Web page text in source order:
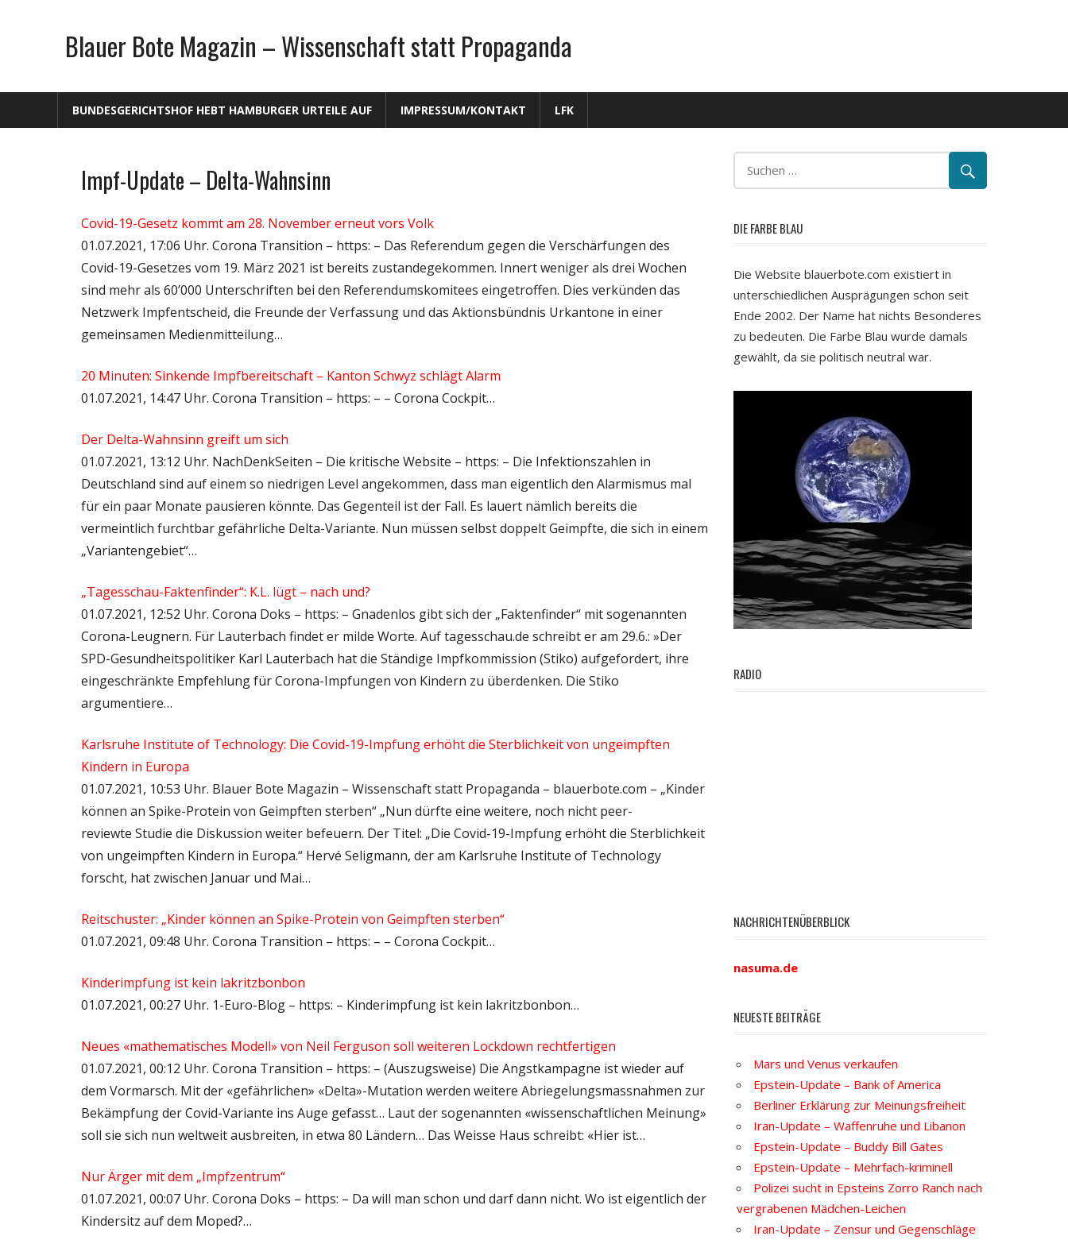
Blauer Bote Magazin – Wissenschaft statt Propaganda
BUNDESGERICHTSHOF HEBT HAMBURGER URTEILE AUF IMPRESSUM/KONTAKT LFK
Gesellschaft
Politik
Wirtschaft
Impf-Update – Delta-Wahnsinn
Covid-19-Gesetz kommt am 28. November erneut vors Volk
01.07.2021, 17:06 Uhr. Corona Transition – https: – Das Referendum gegen die Verschärfungen des
Covid-19-Gesetzes vom 19. März 2021 ist bereits zustandegekommen. Innert weniger als drei Wochen
sind mehr als 60’000 Unterschriften bei den Referendumskomitees eingetroffen. Dies verkünden das
Netzwerk Impfentscheid, die Freunde der Verfassung und das Aktionsbündnis Urkantone in einer
gemeinsamen Medienmitteilung…
20 Minuten: Sinkende Impfbereitschaft – Kanton Schwyz schlägt Alarm
01.07.2021, 14:47 Uhr. Corona Transition – https: – – Corona Cockpit…
Der Delta-Wahnsinn greift um sich
01.07.2021, 13:12 Uhr. NachDenkSeiten – Die kritische Website – https: – Die Infektionszahlen in
Deutschland sind auf einem so niedrigen Level angekommen, dass man eigentlich den Alarmismus mal
für ein paar Monate pausieren könnte. Das Gegenteil ist der Fall. Es lauert nämlich bereits die
vermeintlich furchtbar gefährliche Delta-Variante. Nun müssen selbst doppelt Geimpfte, die sich in einem
„Variantengebiet“…
„Tagesschau-Faktenfinder“: K.L. lügt – nach und?
01.07.2021, 12:52 Uhr. Corona Doks – https: – Gnadenlos gibt sich der „Faktenfinder“ mit sogenannten
Corona-Leugnern. Für Lauterbach findet er milde Worte. Auf tagesschau.de schreibt er am 29.6.: »Der
SPD-Gesundheitspolitiker Karl Lauterbach hat die Ständige Impfkommission (Stiko) aufgefordert, ihre
eingeschränkte Empfehlung für Corona-Impfungen von Kindern zu überdenken. Die Stiko
argumentiere…
Karlsruhe Institute of Technology: Die Covid-19-Impfung erhöht die Sterblichkeit von ungeimpften
Kindern in Europa
01.07.2021, 10:53 Uhr. Blauer Bote Magazin – Wissenschaft statt Propaganda – blauerbote.com – „Kinder
können an Spike-Protein von Geimpften sterben“ „Nun dürfte eine weitere, noch nicht peer-
reviewte Studie die Diskussion weiter befeuern. Der Titel: „Die Covid-19-Impfung erhöht die Sterblichkeit
von ungeimpften Kindern in Europa.“ Hervé Seligmann, der am Karlsruhe Institute of Technology
forscht, hat zwischen Januar und Mai…
Reitschuster: „Kinder können an Spike-Protein von Geimpften sterben“
01.07.2021, 09:48 Uhr. Corona Transition – https: – – Corona Cockpit…
Kinderimpfung ist kein lakritzbonbon
01.07.2021, 00:27 Uhr. 1-Euro-Blog – https: – Kinderimpfung ist kein lakritzbonbon…
Neues «mathematisches Modell» von Neil Ferguson soll weiteren Lockdown rechtfertigen
01.07.2021, 00:12 Uhr. Corona Transition – https: – (Auszugsweise) Die Angstkampagne ist wieder auf
dem Vormarsch. Mit der «gefährlichen» «Delta»-Mutation werden weitere Abriegelungsmassnahmen zur
Bekämpfung der Covid-Variante ins Auge gefasst… Laut der sogenannten «wissenschaftlichen Meinung»
soll sie sich nun weltweit ausbreiten, in etwa 80 Ländern… Das Weisse Haus schreibt: «Hier ist…
Nur Ärger mit dem „Impfzentrum“
01.07.2021, 00:07 Uhr. Corona Doks – https: – Da will man schon und darf dann nicht. Wo ist eigentlich der
Kindersitz auf dem Moped?…
DIE FARBE BLAU
Die Website blauerbote.com existiert in
unterschiedlichen Ausprägungen schon seit
Ende 2002. Der Name hat nichts Besonderes
zu bedeuten. Die Farbe Blau wurde damals
gewählt, da sie politisch neutral war.
RADIO
NACHRICHTENÜBERBLICK
nasuma.de
NEUESTE BEITRÄGE
Mars und Venus verkaufen
Epstein-Update – Bank of America
Berliner Erklärung zur Meinungsfreiheit
Iran-Update – Waffenruhe und Libanon
Epstein-Update – Buddy Bill Gates
Epstein-Update – Mehrfach-kriminell
Polizei sucht in Epsteins Zorro Ranch nach
vergrabenen Mädchen-Leichen
Iran-Update – Zensur und Gegenschläge